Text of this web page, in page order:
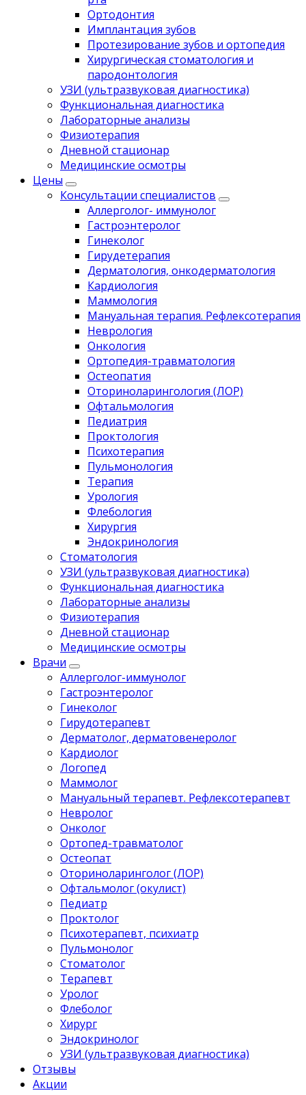
Ортодонтия
Имплантация зубов
Протезирование зубов и ортопедия
Хирургическая стоматология и
пародонтология
УЗИ (ультразвуковая диагностика)
Функциональная диагностика
Лабораторные анализы
Физиотерапия
Дневной стационар
Медицинские осмотры
Цены
Консультации специалистов
Аллерголог- иммунолог
Гастроэнтеролог
Гинеколог
Гирудетерапия
Дерматология, онкодерматология
Кардиология
Маммология
Мануальная терапия. Рефлексотерапия
Неврология
Онкология
Ортопедия-травматология
Остеопатия
Оториноларингология (ЛОР)
Офтальмология
Педиатрия
Проктология
Психотерапия
Пульмонология
Терапия
Урология
Флебология
Хирургия
Эндокринология
Стоматология
УЗИ (ультразвуковая диагностика)
Функциональная диагностика
Лабораторные анализы
Физиотерапия
Дневной стационар
Медицинские осмотры
Врачи
Аллерголог-иммунолог
Гастроэнтеролог
Гинеколог
Гирудотерапевт
Дерматолог, дерматовенеролог
Кардиолог
Логопед
Маммолог
Мануальный терапевт. Рефлексотерапевт
Невролог
Онколог
Ортопед-травматолог
Остеопат
Оториноларинголог (ЛОР)
Офтальмолог (окулист)
Педиатр
Проктолог
Психотерапевт, психиатр
Пульмонолог
Стоматолог
Терапевт
Уролог
Флеболог
Хирург
Эндокринолог
УЗИ (ультразвуковая диагностика)
Отзывы
Акции